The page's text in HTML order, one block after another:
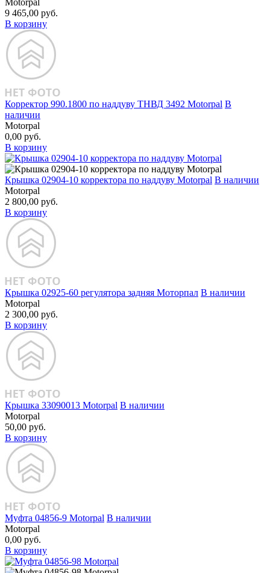
9 465,00 руб.
В корзину
Корректор 990.1800 по наддуву ТНВД 3492 Motorpal В
наличии
Motorpal
0,00 руб.
В корзину
Крышка 02904‑10 корректора по наддуву Motorpal В наличии
Motorpal
2 800,00 руб.
В корзину
Крышка 02925‑60 регулятора задняя Моторпал В наличии
Motorpal
2 300,00 руб.
В корзину
Крышка 33090013 Motorpal В наличии
Motorpal
50,00 руб.
В корзину
Муфта 04856‑9 Motorpal В наличии
Motorpal
0,00 руб.
В корзину